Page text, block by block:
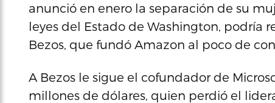
anunció en enero la separación de su
leyes del Estado de Washington, podría
Bezos, que fundó Amazon al poco de
A Bezos le sigue el cofundador de
millones de dólares, quien perdió el